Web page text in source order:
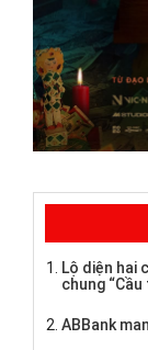
Lộ diện hai
chung
ABBank